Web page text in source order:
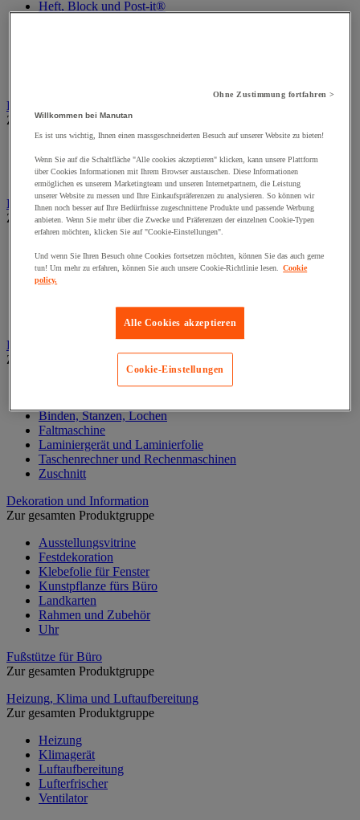
Heft, Block und Post-it®
Büroregal
Zur gesamten Produktgruppe
Büroregale
Zubehör für Regal
Büroschrank und Aufbewahrung
Zur gesamten Produktgruppe
Ablage- und Verteilsysteme
Bibliothek
Bürorollwagen
Büroschränke und Bücherregale
Bürotechnisches Material
Zur gesamten Produktgruppe
Aktenvernichter
Binden, Stanzen, Lochen
Faltmaschine
Laminiergerät und Laminierfolie
Taschenrechner und Rechenmaschinen
Zuschnitt
Dekoration und Information
Zur gesamten Produktgruppe
Ausstellungsvitrine
Festdekoration
Klebefolie für Fenster
Kunstpflanze fürs Büro
Landkarten
Rahmen und Zubehör
Uhr
Fußstütze für Büro
Zur gesamten Produktgruppe
Heizung, Klima und Luftaufbereitung
Zur gesamten Produktgruppe
Heizung
Klimagerät
Luftaufbereitung
Lufterfrischer
Ventilator
Ohne Zustimmung fortfahren >
Willkommen bei Manutan
Es ist uns wichtig, Ihnen einen massgeschneiderten Besuch auf unserer Website zu bieten!
Wenn Sie auf die Schaltfläche "Alle cookies akzeptieren" klicken, kann unsere Plattform
über Cookies Informationen mit Ihrem Browser austauschen. Diese Informationen
ermöglichen es unserem Marketingteam und unseren Internetpartnern, die Leistung
unserer Website zu messen und Ihre Einkaufspräferenzen zu analysieren. So können wir
Ihnen noch besser auf Ihre Bedürfnisse zugeschnittene Produkte und passende Werbung
anbieten. Wenn Sie mehr über die Zwecke und Präferenzen der einzelnen Cookie-Typen
erfahren möchten, klicken Sie auf "Cookie-Einstellungen".
Und wenn Sie Ihren Besuch ohne Cookies fortsetzen möchten, können Sie das auch gerne
tun! Um mehr zu erfahren, können Sie auch unsere Cookie-Richtlinie lesen. Cookie
policy.
Alle Cookies akzeptieren
Cookie-Einstellungen